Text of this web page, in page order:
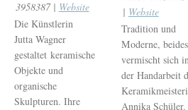
3958387 | Website
Die Künstlerin
Jutta Wagner
gestaltet keramische
Objekte und
organische
Skulpturen. Ihre
| Website
Tradition und
Moderne, beides
vermischt sich in
der Handarbeit
Annika Schüler.